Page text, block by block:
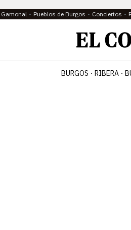
Gamonal Pueblos de Burgos Conciertos
BURGOS RIBERA